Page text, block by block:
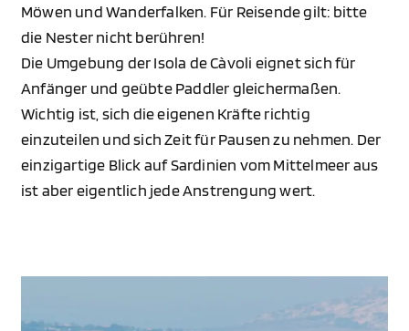
Möwen und Wanderfalken. Für Reisende gilt: bitte
die Nester nicht berühren!
Die Umgebung der Isola de Càvoli eignet sich für
Anfänger und geübte Paddler gleichermaßen.
Wichtig ist, sich die eigenen Kräfte richtig
einzuteilen und sich Zeit für Pausen zu nehmen. Der
einzigartige Blick auf Sardinien vom Mittelmeer aus
ist aber eigentlich jede Anstrengung wert.